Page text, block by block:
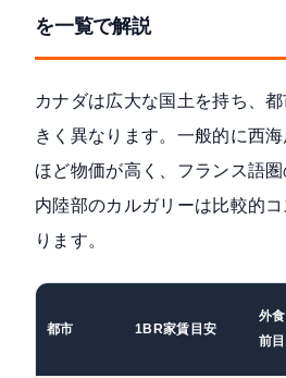
を一覧で解説
カナダは広大な国土を持ち、
きく異なります。一般的に西
ほど物価が高く、フランス語
内陸部のカルガリーは比較的
ります。
都市 1BR家賃目安
外
前